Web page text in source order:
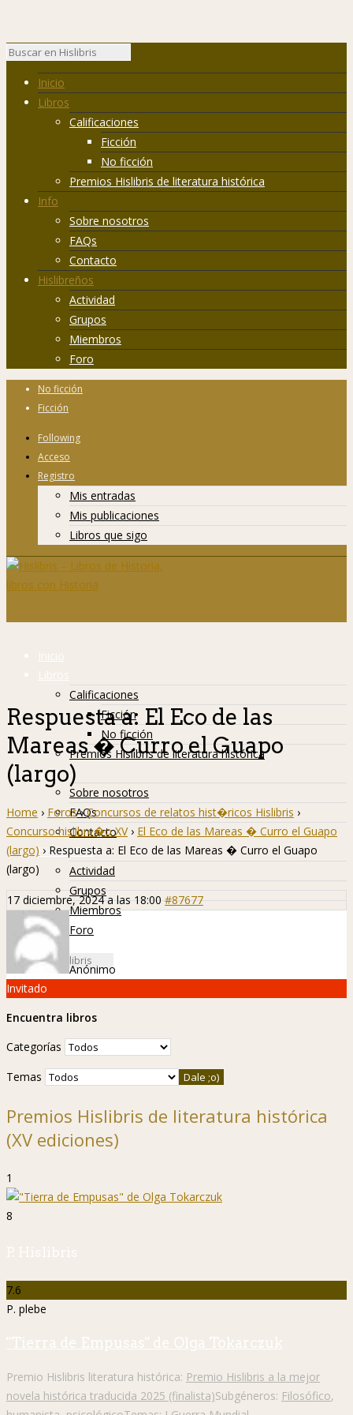
Inicio
Libros
Calificaciones
Ficción
No ficción
Premios Hislibris de literatura histórica
Info
Sobre nosotros
FAQs
Contacto
Hislibreños
Actividad
Grupos
Miembros
Foro
No ficción
Ficción
Following
Acceso
Registro
Mis entradas
Mis publicaciones
Libros que sigo
Inicio
Libros
Calificaciones
Ficción
No ficción
Premios Hislibris de literatura histórica
Info
Sobre nosotros
FAQs
Contacto
Hislibreños
Actividad
Grupos
Miembros
Foro
Respuesta a: El Eco de las
Mareas � Curro el Guapo
(largo)
Home › Foros › Concursos de relatos hist�ricos Hislibris ›
Concurso hislibre�o XV › El Eco de las Mareas � Curro el Guapo
(largo) › Respuesta a: El Eco de las Mareas � Curro el Guapo
(largo)
17 diciembre, 2024 a las 18:00 #87677
Anónimo
Invitado
Encuentra libros
Categorías
Temas
Premios Hislibris de literatura histórica
(XV ediciones)
1
8
P. Hislibris
7.6
P. plebe
"Tierra de Empusas" de Olga Tokarczuk
Premio Hislibris literatura histórica: Premio Hislibris a la mejor
novela histórica traducida 2025 (finalista)Subgéneros: Filosófico,